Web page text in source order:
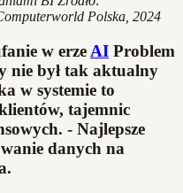
Polska, 2024
w erze AI Problem
nie był tak aktualny
w systemie to
tajemnic
- Najlepsze
danych na